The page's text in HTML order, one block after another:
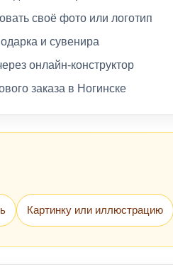
своё фото или логотип
и сувенира
онлайн-конструктор
заказа в Ногинске
Картинку или иллюстрацию